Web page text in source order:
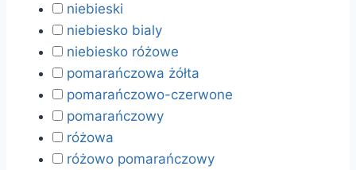
niebieski
niebiesko bialy
niebiesko różowe
pomarańczowa żółta
pomarańczowo-czerwone
pomarańczowy
różowa
różowo pomarańczowy